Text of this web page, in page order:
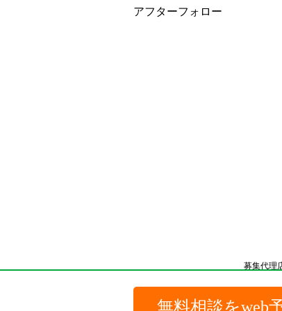
アフターフォロー
募集代理
無料相談をweb